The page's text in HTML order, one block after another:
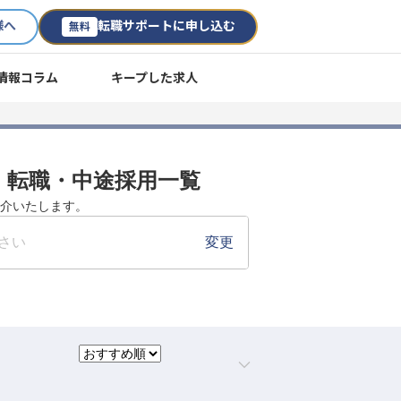
へ 無料 転職サポートに申し込む
報コラム キープした求人
職・中途採用一覧
いたします。
い 変更